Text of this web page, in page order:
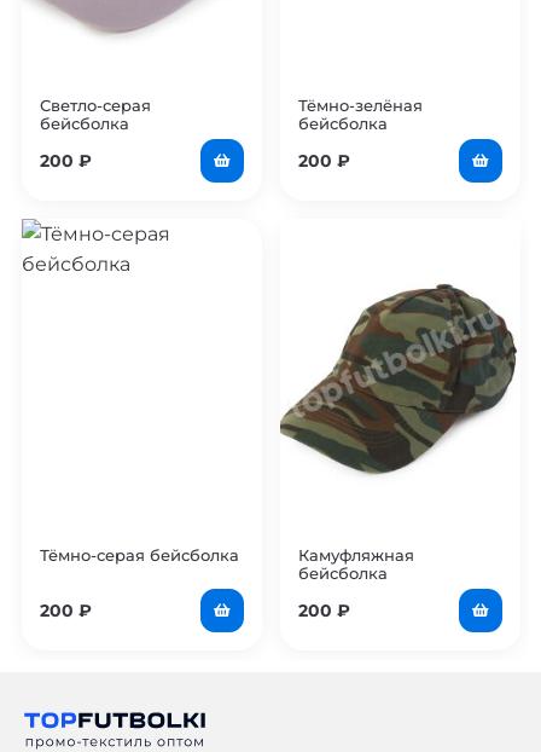
Светло-серая
бейсболка
200 ₽
Тёмно-зелёная
бейсболка
200 ₽
Тёмно-серая бейсболка
200 ₽
Камуфляжная
бейсболка
200 ₽